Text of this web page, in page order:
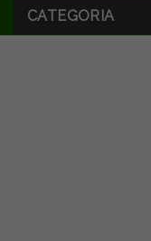
CATEGORIA